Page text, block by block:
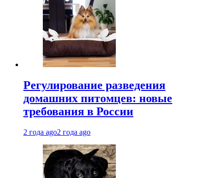
Регулирование разведения
домашних питомцев: новые
требования в России
2 года ago2 года ago